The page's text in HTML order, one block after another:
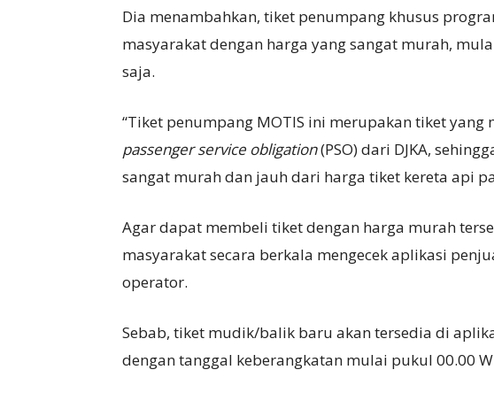
Dia menambahkan, tiket penumpang khusus
masyarakat dengan harga yang sangat murah,
saja.
“Tiket penumpang MOTIS ini merupakan tiket
passenger service obligation(PSO) dari DJKA,
sangat murah dan jauh dari harga tiket kereta api
Agar dapat membeli tiket dengan harga murah
masyarakat secara berkala mengecek aplikasi
operator.
Sebab, tiket mudik/balik baru akan tersedia di
dengan tanggal keberangkatan mulai pukul 00.00